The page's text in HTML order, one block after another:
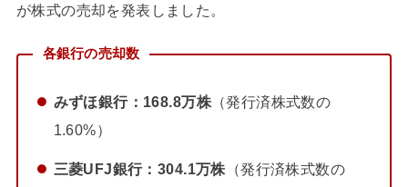
が株式の売却を発表しました。
各銀行の売却数
みずほ銀行：168.8万株（発行済株式数の
1.60%）
三菱UFJ銀行：304.1万株 （発行済株式数の